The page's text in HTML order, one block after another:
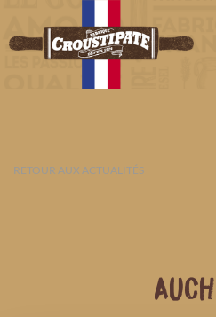
RETOUR AUX ACTUALITÉS